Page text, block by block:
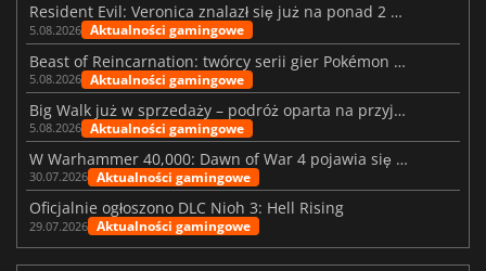
Resident Evil: Veronica znalazł się już na ponad 2 milionach list życzeń
5.08.2026 Aktualności gamingowe
Beast of Reincarnation: twórcy serii gier Pokémon wkraczają na nową ścieżkę
5.08.2026 Aktualności gamingowe
Big Walk już w sprzedaży – podróż oparta na przyjaźni
5.08.2026 Aktualności gamingowe
W Warhammer 40,000: Dawn of War 4 pojawia się frakcja Nekronów
30.07.2026 Aktualności gamingowe
Oficjalnie ogłoszono DLC Nioh 3: Hell Rising
29.07.2026 Aktualności gamingowe